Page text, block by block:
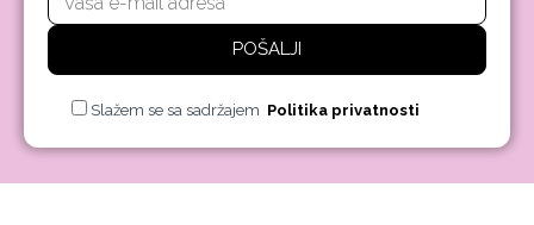
POŠALJI
Slažem se sa sadržajem Politika privatnosti